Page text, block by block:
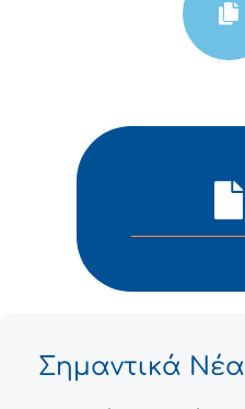
Σημαντικά Νέα